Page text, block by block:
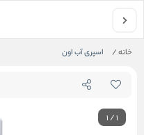
خانه/ اسپری آب اون
1/1